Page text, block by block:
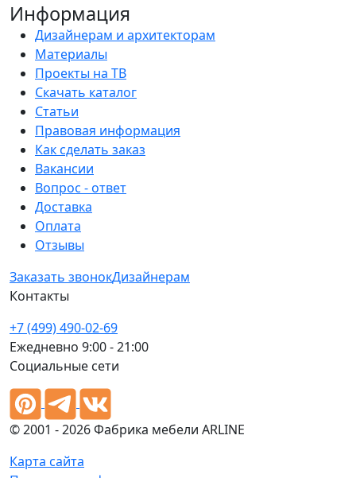
Информация
Дизайнерам и архитекторам
Материалы
Проекты на ТВ
Скачать каталог
Статьи
Правовая информация
Как сделать заказ
Вакансии
Вопрос - ответ
Доставка
Оплата
Отзывы
Заказать звонокДизайнерам
Контакты
+7 (499) 490-02-69
Ежедневно 9:00 - 21:00
Социальные сети
© 2001 - 2026 Фабрика мебели ARLINE
Карта сайта